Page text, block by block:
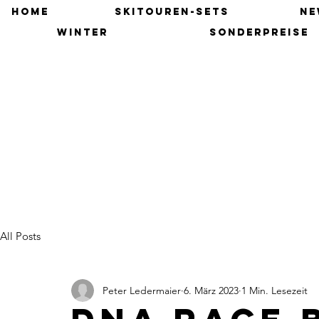
HOME
winter
SKITOUREN-SETS
SONDERPREISE
All Posts
Peter Ledermaier 6. März 2023 1 Min. Lesezeit